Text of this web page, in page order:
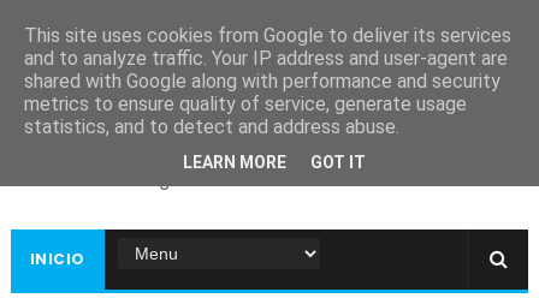
Ayuntamiento de
Guadiana
INICIO
This site uses cookies from Google to deliver its services
and to analyze traffic. Your IP address and user-agent are
shared with Google along with performance and security
metrics to ensure quality of service, generate usage
statistics, and to detect and address abuse.
LEARN MORE GOT IT